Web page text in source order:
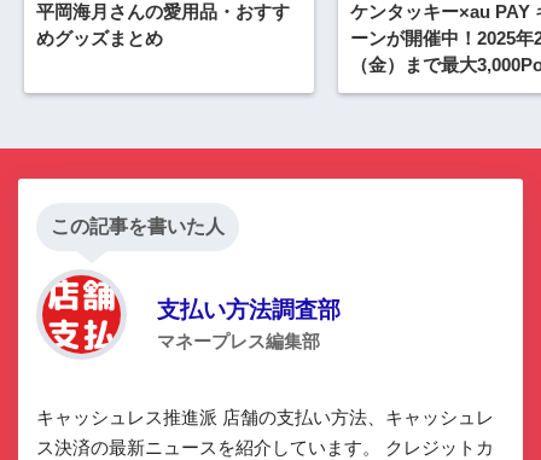
平岡海月さんの愛用品・おすす
めグッズまとめ
ケンタッキー×au PAY
ーンが開催中！2025年
（金）まで最大
ント当たる
この記事を書いた人
支払い方法調査部
マネープレス編集部
キャッシュレス推進派 店舗の支払い方法、キャッシュレ
ス決済の最新ニュースを紹介しています。 クレジットカ